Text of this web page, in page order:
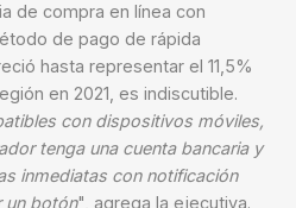
de compra en línea con
de pago de rápida
hasta representar el 11,5%
en 2021, es indiscutible.
con dispositivos móviles,
tenga una cuenta bancaria y
inmediatas con notificación
un botón", agrega la ejecutiva.